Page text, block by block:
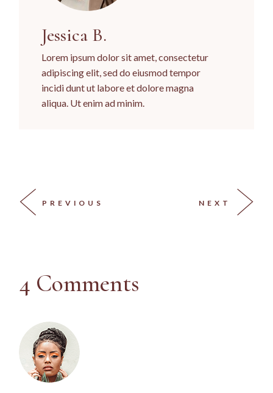
Jessica B.
Lorem ipsum dolor sit amet, consectetur
adipiscing elit, sed do eiusmod tempor
incidi dunt ut labore et dolore magna
aliqua. Ut enim ad minim.
PREVIOUS NEXT
4 Comments